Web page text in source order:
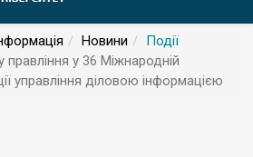
Новини
Події
у 36 Міжнародній
управління діловою інформацією